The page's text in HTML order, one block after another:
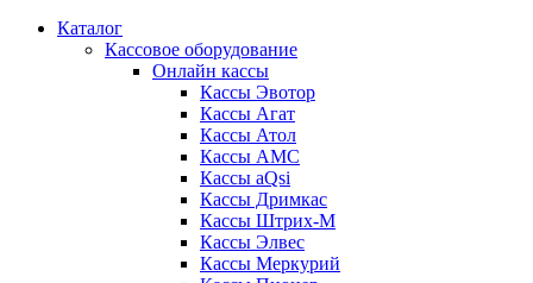
Каталог
Кассовое оборудование
Онлайн кассы
Кассы Эвотор
Кассы Агат
Кассы Атол
Кассы АМС
Кассы aQsi
Кассы Дримкас
Кассы Штрих-М
Кассы Элвес
Кассы Меркурий